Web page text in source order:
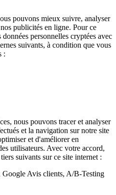
pouvons mieux suivre, analyser
publicités en ligne. Pour ce
personnelles cryptées avec
suivants, à condition que vous
:
nous pouvons tracer et analyser
et la navigation sur notre site
et d'améliorer en
utilisateurs. Avec votre accord,
suivants sur ce site internet :
Avis clients, A/B-Testing